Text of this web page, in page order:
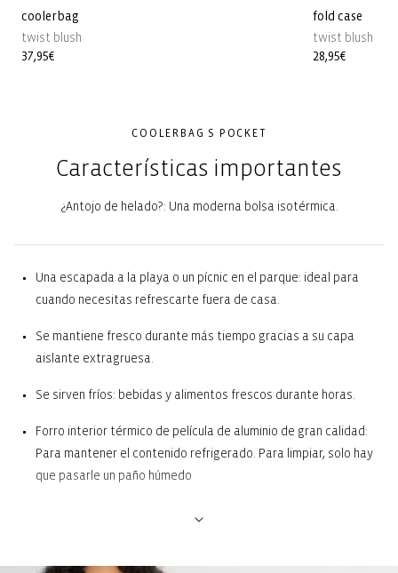
coolerbag
twist blush
Precio
37,95€
fold case
twist blush
Precio
28,95€
COOLERBAG S POCKET
Características importantes
¿Antojo de helado?: Una moderna bolsa isotérmica.
Una escapada a la playa o un pícnic en el parque: ideal para
cuando necesitas refrescarte fuera de casa.
Se mantiene fresco durante más tiempo gracias a su capa
aislante extragruesa.
Se sirven fríos: bebidas y alimentos frescos durante horas.
Forro interior térmico de película de aluminio de gran calidad:
Para mantener el contenido refrigerado. Para limpiar, solo hay
que pasarle un paño húmedo